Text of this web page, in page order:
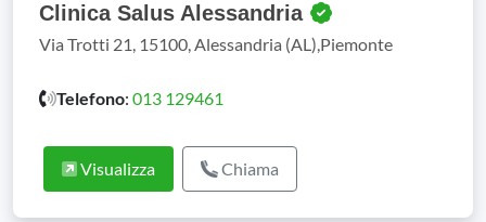
Clinica Salus Alessandria
Via Trotti 21, 15100, Alessandria (AL),Piemonte
Telefono: 013 129461
Visualizza Chiama